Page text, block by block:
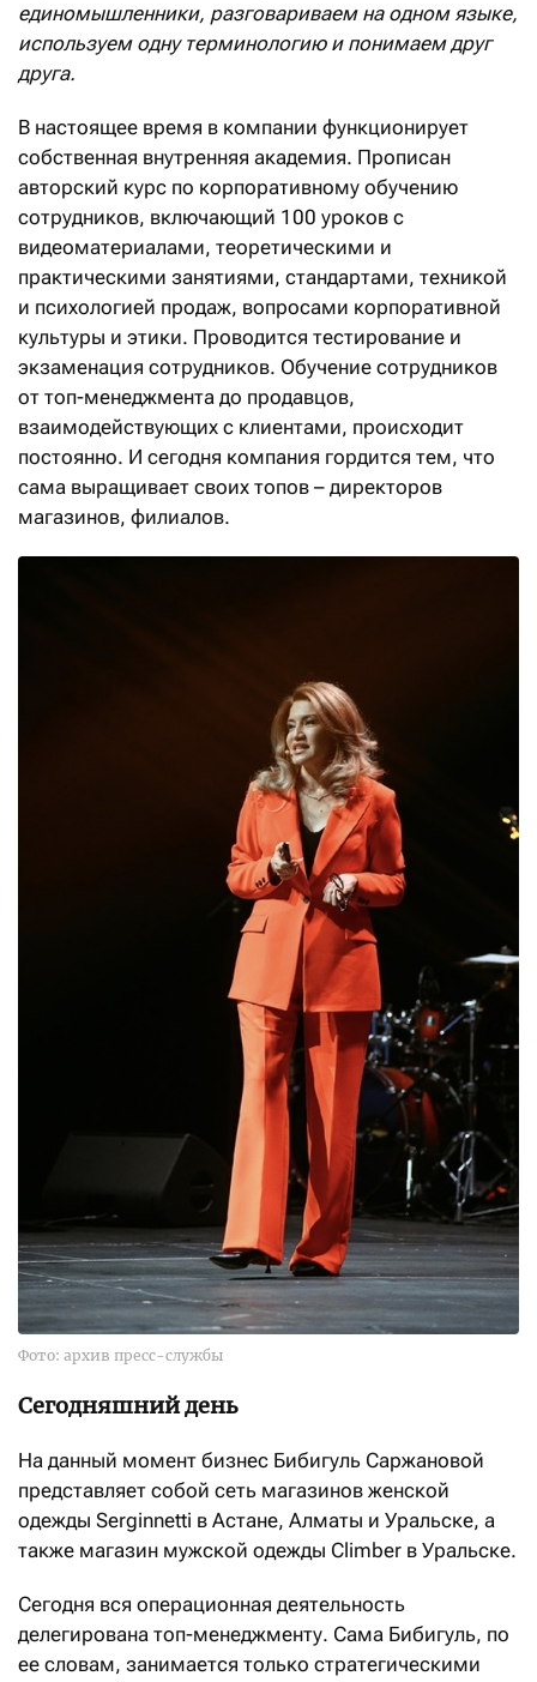
единомышленники, разговариваем на одном языке,
используем одну терминологию и понимаем друг
друга.
В настоящее время в компании функционирует
собственная внутренняя академия. Прописан
авторский курс по корпоративному обучению
сотрудников, включающий 100 уроков с
видеоматериалами, теоретическими и
практическими занятиями, стандартами, техникой
и психологией продаж, вопросами корпоративной
культуры и этики. Проводится тестирование и
экзаменация сотрудников. Обучение сотрудников
от топ-менеджмента до продавцов,
взаимодействующих с клиентами, происходит
постоянно. И сегодня компания гордится тем, что
сама выращивает своих топов – директоров
магазинов, филиалов.
Фото: архив пресс-службы
Сегодняшний день
На данный момент бизнес Бибигуль Саржановой
представляет собой сеть магазинов женской
одежды Serginnetti в Астане, Алматы и Уральске, а
также магазин мужской одежды Climber в Уральске.
Сегодня вся операционная деятельность
делегирована топ-менеджменту. Сама Бибигуль, по
ее словам, занимается только стратегическими